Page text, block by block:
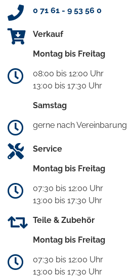
0 71 61 - 9 53 56 0
Verkauf
Montag bis Freitag
08:00 bis 12:00 Uhr
13:00 bis 17:30 Uhr
Samstag
gerne nach Vereinbarung
Service
Montag bis Freitag
07:30 bis 12:00 Uhr
13:00 bis 17:30 Uhr
Teile & Zubehör
Montag bis Freitag
07:30 bis 12:00 Uhr
13:00 bis 17:30 Uhr